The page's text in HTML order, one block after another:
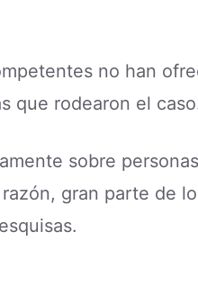
no han
que rodearon el
sobre
gran parte de